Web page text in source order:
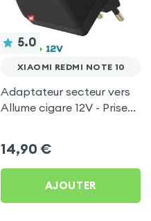
5.0
XIAOMI REDMI NOTE 10
Adaptateur secteur vers
Allume cigare 12V - Prise
14,90 €
AJOUTER